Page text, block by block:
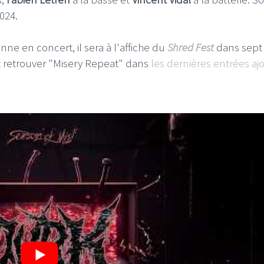
en concert, il sera à l'affiche du Shred Fest dans
"Misery Repeat" dans les dernières entrées
Littératurock !!!